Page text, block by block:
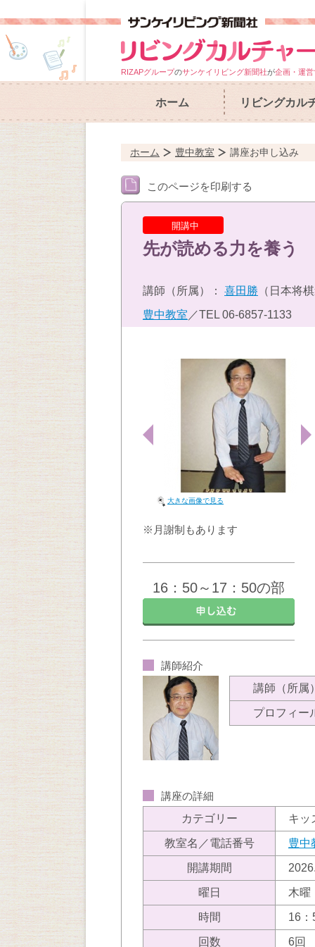
RIZAPグループのサンケイリビング新聞社が企画・運営
ホーム リビングカル
ホーム 豊中教室 講座お申し込み
このページを印刷する
開講中
先が読める力を養う
講師（所属）： 喜田勝 （日本将
豊中教室 ／TEL 06-6857-1133
大きな画像で見る
※月謝制もあります
16：50～17：50の部
講師紹介
講師（所属
プロフィー
講座の詳細
カテゴリー
キッ
教室名／電話番号 豊中
開講期間
曜日 木曜
時間 16：
回数 6回